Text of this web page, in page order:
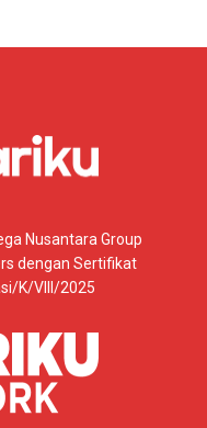
Nusantara Group
dengan Sertifikat
K/VIII/2025